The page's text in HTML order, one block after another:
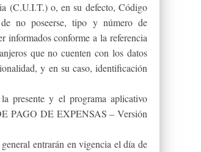
(C.U.I.T.) o, en su defecto, Código
no poseerse, tipo y número de
informados conforme a la referencia
que no cuenten con los datos
y en su caso, identificación
presente y el programa aplicativo
PAGO DE EXPENSAS – Versión
entrarán en vigencia el día de